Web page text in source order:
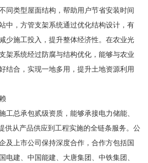
同类型屋面结构，帮助用户节省安装时间
中，方管支架系统通过优化结构设计，有
少施工投入，提升整体经济性。在农业光
架系统经过防腐与结构优化，能够与农业
结合，实现一地多用，提升土地资源利用
工总承包贰级资质，能够承接电力储能、
供从产品供应到工程实施的全链条服务。公
及上市公司保持深度合作，合作方包括国
电建、中国能建、大唐集团、中铁集团、